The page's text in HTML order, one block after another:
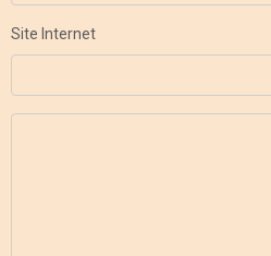
Site Internet